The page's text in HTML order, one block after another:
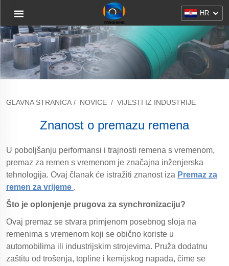
HR
GLAVNA STRANICA / NOVICE / VIJESTI IZ INDUSTRIJE
Znanost o premazu remena
U poboljšanju performansi i trajnosti remena s vremenom,
premaz za remen s vremenom je značajna inženjerska
tehnologija. Ovaj članak će istražiti znanost iza Premaz za
remen za vrijeme .
Što je oplonjenje prugova za synchronizaciju?
Ovaj premaz se stvara primjenom posebnog sloja na
remenima s vremenom koji se obično koriste u
automobilima ili industrijskim strojevima. Pruža dodatnu
zaštitu od trošenja, topline i kemijskog napada, čime se